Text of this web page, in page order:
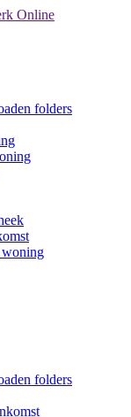
Online
folders
woning
folders